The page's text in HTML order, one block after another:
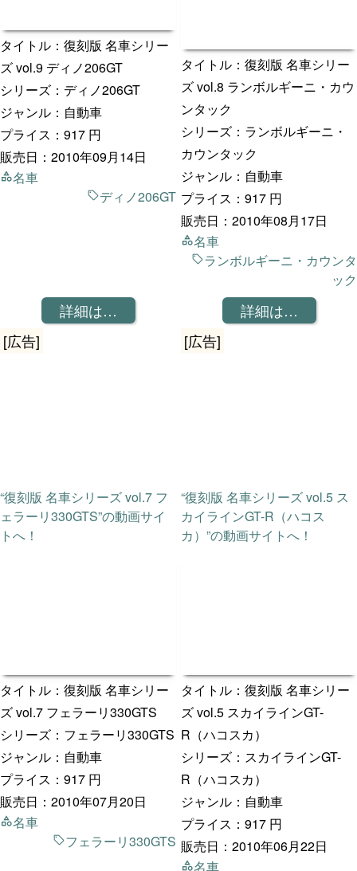
タイトル：復刻版 名車シリー
ズ vol.9 ディノ206GT
シリーズ：ディノ206GT
ジャンル：自動車
プライス：917 円
販売日：2010年09月14日
名車
ディノ206GT
詳細は…
タイトル：復刻版 名車シリー
ズ vol.8 ランボルギーニ・カウ
ンタック
シリーズ：ランボルギーニ・
カウンタック
ジャンル：自動車
プライス：917 円
販売日：2010年08月17日
名車
ランボルギーニ・カウンタ
ック
詳細は…
[広告]
“復刻版 名車シリーズ vol.7 フ
ェラーリ330GTS”の動画サイ
トへ！
ズ vol.7 フェラーリ330GTS
シリーズ：フェラーリ330GTS
ジャンル：自動車
プライス：917 円
販売日：2010年07月20日
名車
[広告]
“復刻版 名車シリーズ vol.5 ス
カイラインGT-R（ハコス
カ）”の動画サイトへ！
タイトル：復刻版 名車シリー
ズ vol.5 スカイラインGT-
R（ハコスカ）
シリーズ：スカイラインGT-
R（ハコスカ）
ジャンル：自動車
プライス：917 円
販売日：2010年06月22日
名車